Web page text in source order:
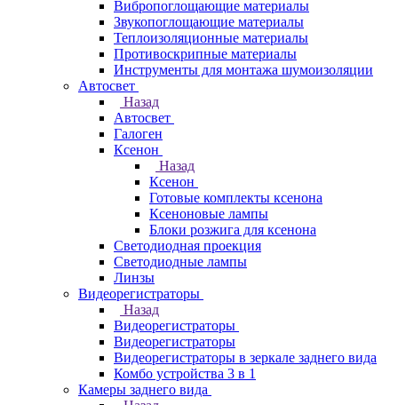
Вибропоглощающие материалы
Звукопоглощающие материалы
Теплоизоляционные материалы
Противоскрипные материалы
Инструменты для монтажа шумоизоляции
Автосвет
Назад
Автосвет
Галоген
Ксенон
Назад
Ксенон
Готовые комплекты ксенона
Ксеноновые лампы
Блоки розжига для ксенона
Светодиодная проекция
Светодиодные лампы
Линзы
Видеорегистраторы
Назад
Видеорегистраторы
Видеорегистраторы
Видеорегистраторы в зеркале заднего вида
Комбо устройства 3 в 1
Камеры заднего вида